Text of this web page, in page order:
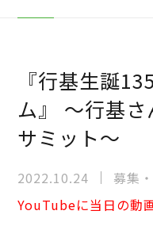
『行基生誕
ム』 ～行基
サミット～
2022.10.24 募集
YouTubeに当日の動